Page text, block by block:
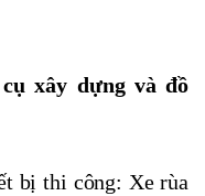
xây dựng và đồ
bị thi công: Xe rùa